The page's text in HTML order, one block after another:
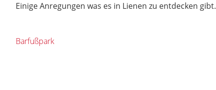
Einige Anregungen was es in Lienen zu entdecken gibt.
Barfußpark